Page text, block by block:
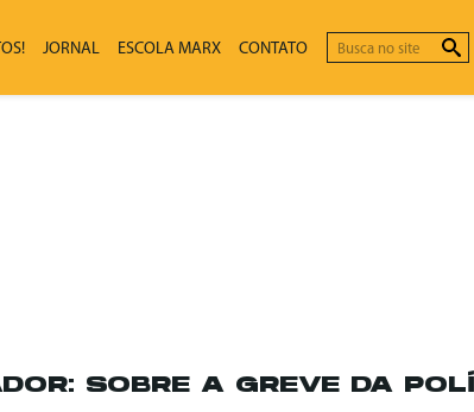
JORNAL ESCOLA MARX CONTATO
SOBRE A GREVE DA